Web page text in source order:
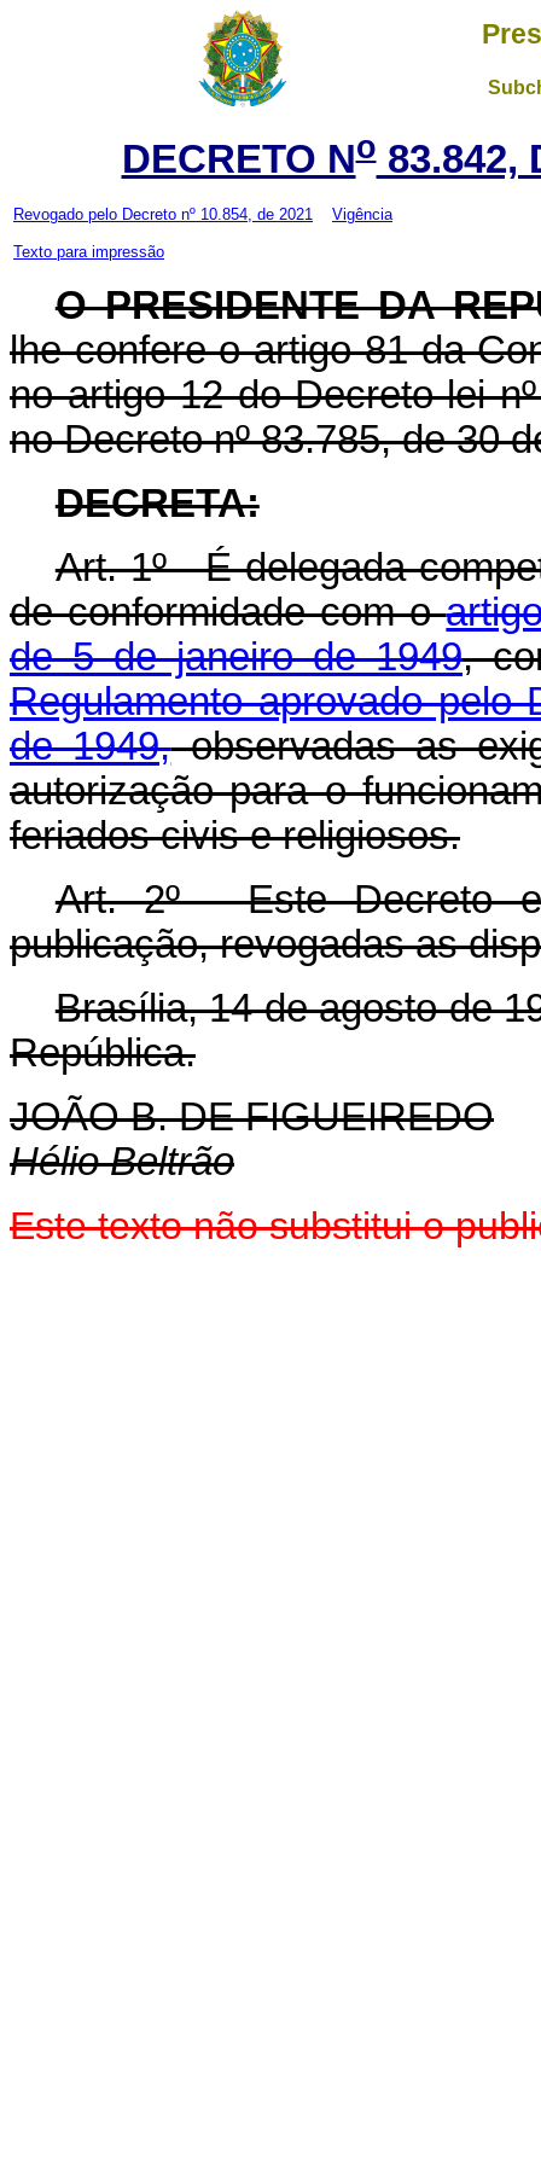
DECRETO No83.842,
Revogado pelo Decreto nº 10.854, de 2021 Vigência
Texto para impressão
O PRESIDENTE DA
lhe confere o artigo 81 da
no artigo 12 do Decreto-lei
no Decreto nº 83.785, de 30
DECRETA:
Art. 1º - É delegada
de conformidade com o
de 5 de janeiro de 1949,
Regulamento aprovado pelo
de 1949,observadas as
autorização para o
feriados civis e religiosos.
Art. 2º - Este Decreto
publicação, revogadas as
Brasília, 14 de agosto de
República.
JOÃO B. DE FIGUEIREDO
Hélio Beltrão
Este texto não substitui o